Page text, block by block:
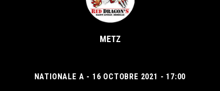
METZ
NATIONALE A - 16 OCTOBRE 2021 - 17:00